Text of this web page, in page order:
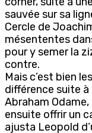
sauvée sur sa
Cercle de
mésententes
pour y semer la
contre.
Mais c’est bien
différence suite
Abraham
ensuite offrir un
ajusta Leopold